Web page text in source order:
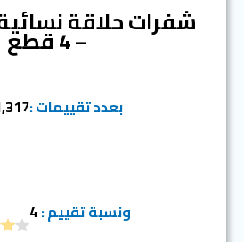
شفرات حلاقة
– 4 قطع
بعدد تقييمات :
ونسبة تقييم :4